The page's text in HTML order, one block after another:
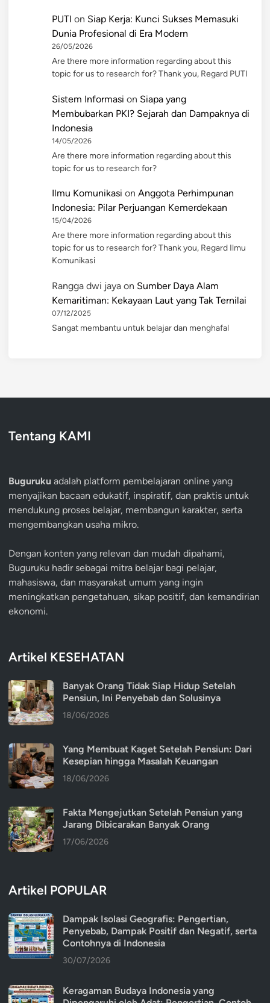
PUTI on Siap Kerja: Kunci Sukses Memasuki
Dunia Profesional di Era Modern
26/05/2026
Are there more information regarding about this
topic for us to research for? Thank you, Regard PUTI
Sistem Informasi on Siapa yang
Membubarkan PKI? Sejarah dan Dampaknya di
Indonesia
14/05/2026
Are there more information regarding about this
topic for us to research for?
Ilmu Komunikasi on Anggota Perhimpunan
Indonesia: Pilar Perjuangan Kemerdekaan
15/04/2026
Are there more information regarding about this
topic for us to research for? Thank you, Regard Ilmu
Komunikasi
Rangga dwi jaya on Sumber Daya Alam
Kemaritiman: Kekayaan Laut yang Tak Ternilai
07/12/2025
Sangat membantu untuk belajar dan menghafal
Tentang KAMI
Buguruku adalah platform pembelajaran online yang
menyajikan bacaan edukatif, inspiratif, dan praktis untuk
mendukung proses belajar, membangun karakter, serta
mengembangkan usaha mikro.
Dengan konten yang relevan dan mudah dipahami,
Buguruku hadir sebagai mitra belajar bagi pelajar,
mahasiswa, dan masyarakat umum yang ingin
meningkatkan pengetahuan, sikap positif, dan kemandirian
ekonomi.
Artikel KESEHATAN
Banyak Orang Tidak Siap Hidup Setelah
Pensiun, Ini Penyebab dan Solusinya
18/06/2026
Yang Membuat Kaget Setelah Pensiun: Dari
Kesepian hingga Masalah Keuangan
18/06/2026
Fakta Mengejutkan Setelah Pensiun yang
Jarang Dibicarakan Banyak Orang
17/06/2026
Artikel POPULAR
Dampak Isolasi Geografis: Pengertian,
Penyebab, Dampak Positif dan Negatif, serta
Contohnya di Indonesia
30/07/2026
Keragaman Budaya Indonesia yang